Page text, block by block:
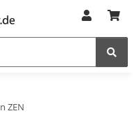
ZEN